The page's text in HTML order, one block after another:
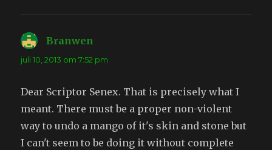
Branwen
juli 10, 2013 om 7:52 pm
Dear Scriptor Senex. That is precisely what I
meant. There must be a proper non-violent
way to undo a mango of it's skin and stone but
I can't seem to be doing it without complete